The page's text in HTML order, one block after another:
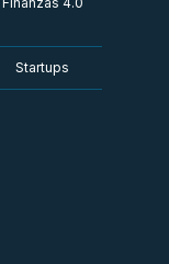
Startups